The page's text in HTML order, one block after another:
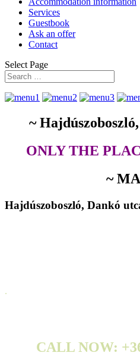
Services
Guestbook
Ask an offer
Contact
Select Page
~
ONLY THE
~
Hajdúszoboszló, Dankó
.
CALL NOW: